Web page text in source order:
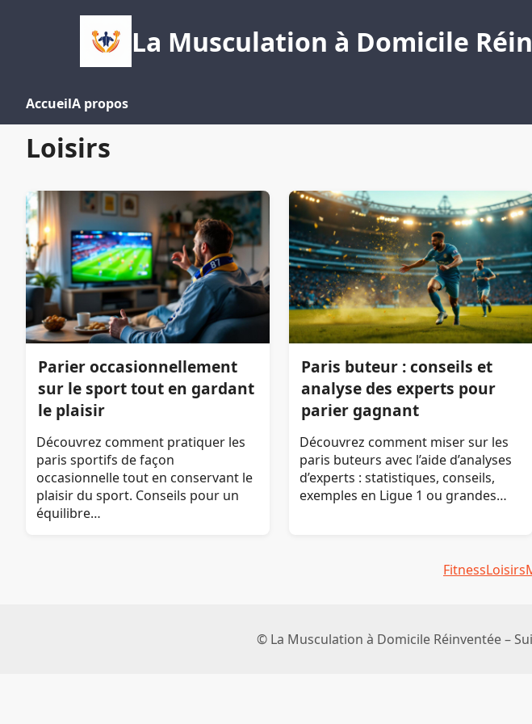
La Musculation à Domicile
AccueilA propos
Loisirs
Parier occasionnellement
sur le sport tout en gardant
le plaisir
Découvrez comment pratiquer les
paris sportifs de façon
occasionnelle tout en conservant le
plaisir du sport. Conseils pour un
équilibre…
Paris buteur : conseils et
analyse des experts pour
parier gagnant
Découvrez comment miser sur les
paris buteurs avec l’aide d’analyses
d’experts : statistiques, conseils,
exemples en Ligue 1 ou grandes…
FitnessLoisirs
© La Musculation à Domicile Réinventée –